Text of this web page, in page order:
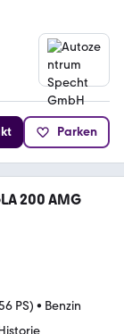
Parken
200 AMG
PS) • Benzin